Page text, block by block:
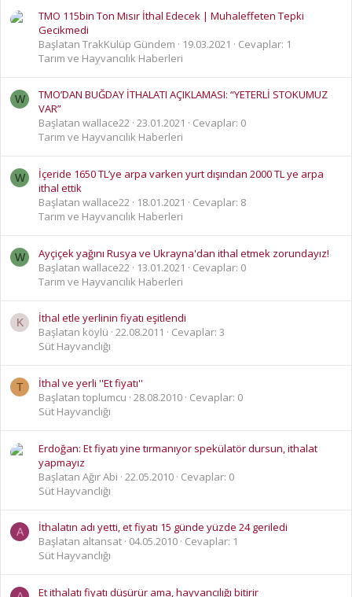
TMO 115bin Ton Mısır İthal Edecek | Muhaleffeten Tepki
Gecikmedi
Başlatan TrakKulüp Gündem
19.03.2021
Cevaplar: 1
Tarım ve Hayvancılık Haberleri
W
TMO’DAN BUĞDAY İTHALATI AÇIKLAMASI: “YETERLİ STOKUMUZ
VAR”
Başlatan wallace22 23.01.2021
Cevaplar: 0
Tarım ve Hayvancılık Haberleri
W
İçeride 1650 TL’ye arpa varken yurt dışından 2000 TL ye arpa
ithal ettik
Başlatan wallace22
18.01.2021
Cevaplar: 8
Tarım ve Hayvancılık Haberleri
W
Ayçiçek yağını Rusya ve Ukrayna'dan ithal etmek zorundayız!
Başlatan wallace22
13.01.2021
Cevaplar: 0
Tarım ve Hayvancılık Haberleri
K
İthal etle yerlinin fiyatı eşitlendi
Başlatan köylü 22.08.2011
Cevaplar: 3
Süt Hayvanclığı
T
İthal ve yerli ''Et fiyatı''
Başlatan toplumcu 28.08.2010 Cevaplar: 0
Süt Hayvanclığı
Erdoğan: Et fiyatı yine tırmanıyor spekülatör dursun, ithalat
yapmayız
Başlatan Ağır Abi 22.05.2010 Cevaplar: 0
Süt Hayvanclığı
A
İthalatın adı yetti, et fiyatı 15 günde yüzde 24 geriledi
Başlatan altansat 04.05.2010 Cevaplar: 1
Süt Hayvanclığı
Et ithalatı fiyatı düşürür ama, hayvancılığı bitirir